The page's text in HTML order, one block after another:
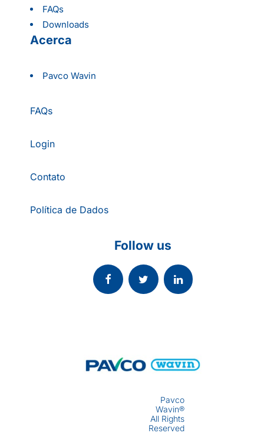
FAQs
Downloads
Acerca
Pavco Wavin
FAQs
Login
Contato
Política de Dados
Follow us
Pavco
Wavin®
All Rights
Reserved